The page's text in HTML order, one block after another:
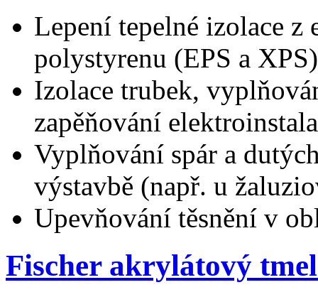
Lepení tepelné izolace z
polystyrenu (EPS a XPS)
Izolace trubek,
zapěňování
Vyplňování spár a
výstavbě (např. u
Upevňování těsnění v
Fischer akrylátový